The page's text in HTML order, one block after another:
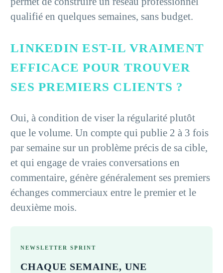
qualifié en quelques semaines, sans budget.
LINKEDIN EST-IL VRAIMENT
EFFICACE POUR TROUVER
SES PREMIERS CLIENTS ?
Oui, à condition de viser la régularité plutôt
que le volume. Un compte qui publie 2 à 3 fois
par semaine sur un problème précis de sa cible,
et qui engage de vraies conversations en
commentaire, génère généralement ses premiers
échanges commerciaux entre le premier et le
deuxième mois.
NEWSLETTER SPRINT
CHAQUE SEMAINE, UNE